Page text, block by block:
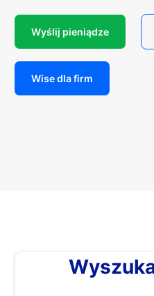
Wyślij pieniądze
Wise dla firm